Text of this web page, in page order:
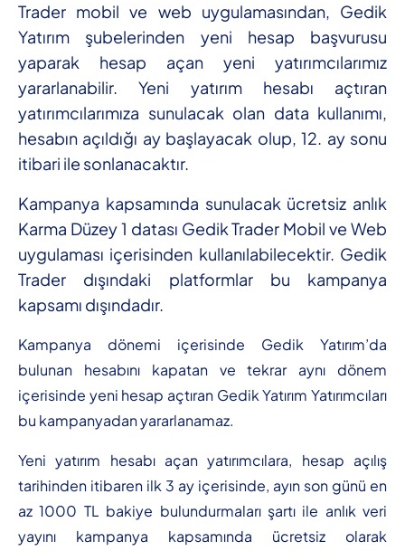
Trader mobil ve web uygulamasından, Gedik
Yatırım şubelerinden yeni hesap başvurusu
yaparak hesap açan yeni yatırımcılarımız
yararlanabilir. Yeni yatırım hesabı açtıran
yatırımcılarımıza sunulacak olan data kullanımı,
hesabın açıldığı ay başlayacak olup, 12. ay sonu
itibari ile sonlanacaktır.
Kampanya kapsamında sunulacak ücretsiz anlık
Karma Düzey 1 datası Gedik Trader Mobil ve Web
uygulaması içerisinden kullanılabilecektir. Gedik
Trader dışındaki platformlar bu kampanya
kapsamı dışındadır.
Kampanya dönemi içerisinde Gedik Yatırım’da
bulunan hesabını kapatan ve tekrar aynı dönem
içerisinde yeni hesap açtıran Gedik Yatırım Yatırımcıları
bu kampanyadan yararlanamaz.
Yeni yatırım hesabı açan yatırımcılara, hesap açılış
tarihinden itibaren ilk 3 ay içerisinde, ayın son günü en
az 1000 TL bakiye bulundurmaları şartı ile anlık veri
yayını kampanya kapsamında ücretsiz olarak